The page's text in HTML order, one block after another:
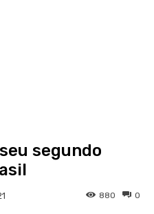
segundo
0
880